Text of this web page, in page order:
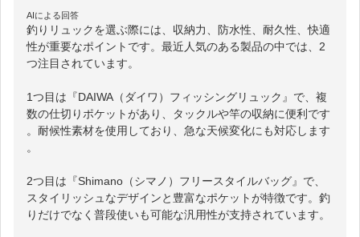
AIによる回答
釣りリュックを選ぶ際には、収納力、防水性、耐久性、快適
性が重要なポイントです。最近人気のある製品の中では、2
つ注目されています。
1つ目は『DAIWA（ダイワ）フィッシングリュック』で、複
数の仕切りポケットがあり、タックルや竿の収納に便利です
。耐候性素材を使用しており、急な天候変化にも対応します
。
2つ目は『Shimano（シマノ）フリースタイルバッグ』で、
スタイリッシュなデザインと豊富なポケットが特徴です。釣
りだけでなく普段使いも可能な汎用性が支持されています。